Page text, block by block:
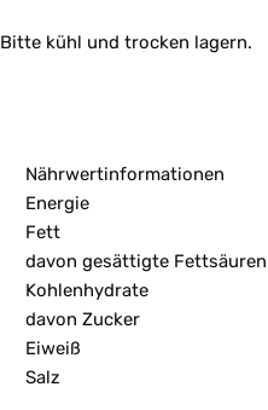
Bitte kühl und trocken lagern.
Nährwertinformationen
Energie
Fett
davon gesättigte Fettsäuren
Kohlenhydrate
davon Zucker
Eiweiß
Salz